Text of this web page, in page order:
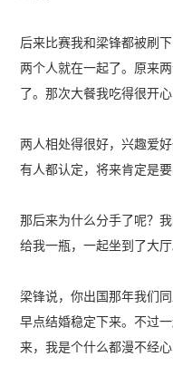
后来比赛我和梁锋都被刷
两个人就在一起了。原来
了。那次大餐我吃得很开
两人相处得很好，兴趣爱
有人都认定，将来肯定是要
那后来为什么分手了呢？
给我一瓶，一起坐到了大厅
梁锋说，你出国那年我们
早点结婚稳定下来。不过
来，我是个什么都漫不经